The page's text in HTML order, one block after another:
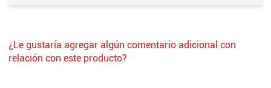
¿Le gustaría agregar algún comentario adicional con
relación con este producto?